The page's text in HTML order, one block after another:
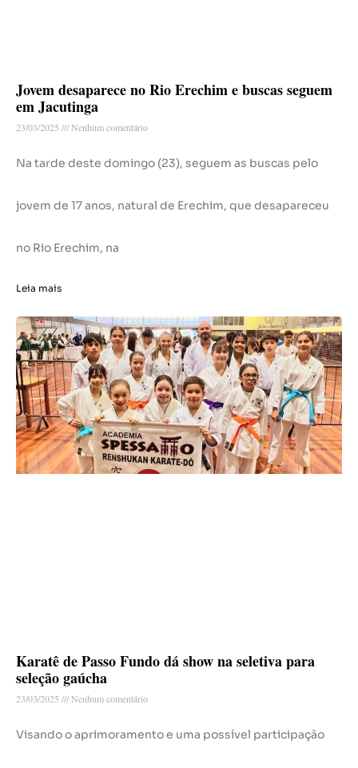
Jovem desaparece no Rio Erechim e buscas seguem
em Jacutinga
23/03/2025 Nenhum comentário
Na tarde deste domingo (23), seguem as buscas pelo
jovem de 17 anos, natural de Erechim, que desapareceu
no Rio Erechim, na
Leia mais
Karatê de Passo Fundo dá show na seletiva para
seleção gaúcha
23/03/2025 Nenhum comentário
Visando o aprimoramento e uma possível participação